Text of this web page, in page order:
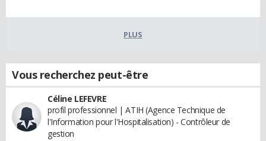
PLUS
Vous recherchez peut-être
Céline LEFEVRE
profil professionnel | ATIH (Agence Technique de
l'Information pour l'Hospitalisation) - Contrôleur de
gestion